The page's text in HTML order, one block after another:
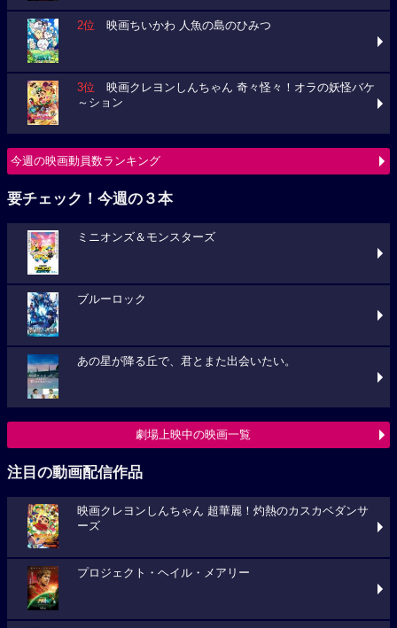
2位 映画ちいかわ 人魚の島のひみつ
3位 映画クレヨンしんちゃん 奇々怪々！オラの妖怪バケ
～ション
今週の映画動員数ランキング
要チェック！今週の３本
ミニオンズ＆モンスターズ
ブルーロック
あの星が降る丘で、君とまた出会いたい。
劇場上映中の映画一覧
注目の動画配信作品
映画クレヨンしんちゃん 超華麗！灼熱のカスカベダンサ
ーズ
プロジェクト・ヘイル・メアリー